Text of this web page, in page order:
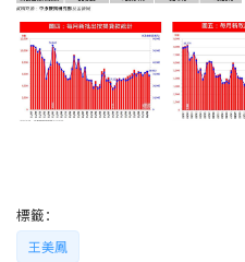
標籤：
王美鳳